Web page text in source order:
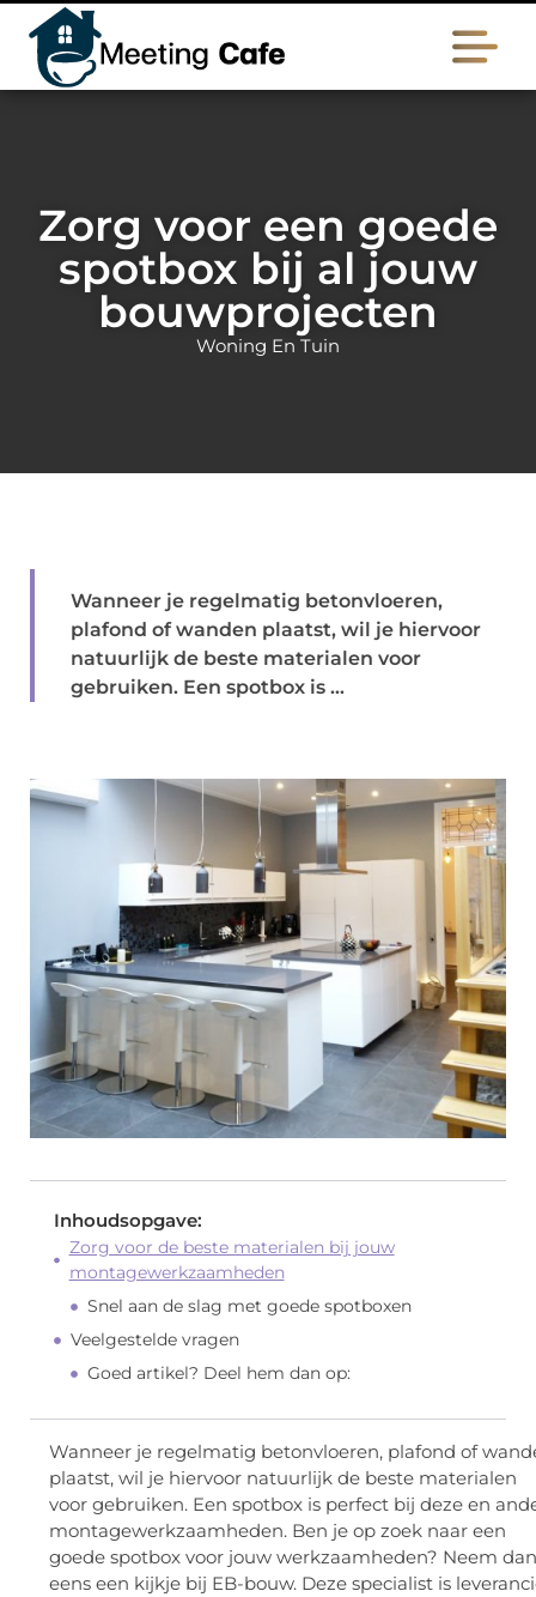
Zorg voor een goede
spotbox bij al jouw
bouwprojecten
Woning En Tuin
Wanneer je regelmatig betonvloeren,
plafond of wanden plaatst, wil je hiervoor
natuurlijk de beste materialen voor
gebruiken. Een spotbox is ...
Inhoudsopgave:
Zorg voor de beste materialen bij jouw
montagewerkzaamheden
Snel aan de slag met goede spotboxen
Veelgestelde vragen
Goed artikel? Deel hem dan op:
Wanneer je regelmatig betonvloeren, plafond of
plaatst, wil je hiervoor natuurlijk de beste materialen
voor gebruiken. Een spotbox is perfect bij deze en
montagewerkzaamheden. Ben je op zoek naar een
goede spotbox voor jouw werkzaamheden? Neem dan
eens een kijkje bij EB-bouw. Deze specialist is